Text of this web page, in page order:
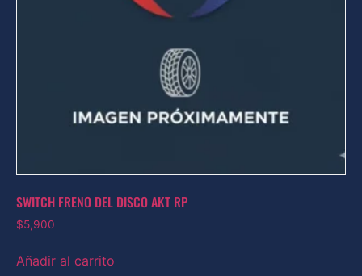
SWITCH FRENO DEL DISCO AKT RP
$5,900
Añadir al carrito